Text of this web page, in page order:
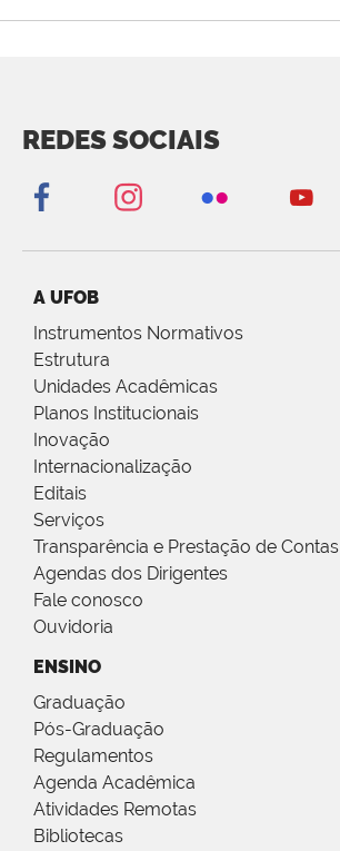
REDES SOCIAIS
A UFOB
Instrumentos Normativos
Estrutura
Unidades Acadêmicas
Planos Institucionais
Inovação
Internacionalização
Editais
Serviços
Transparência e Prestação de Contas
Agendas dos Dirigentes
Fale conosco
Ouvidoria
ENSINO
Graduação
Pós-Graduação
Regulamentos
Agenda Acadêmica
Atividades Remotas
Bibliotecas